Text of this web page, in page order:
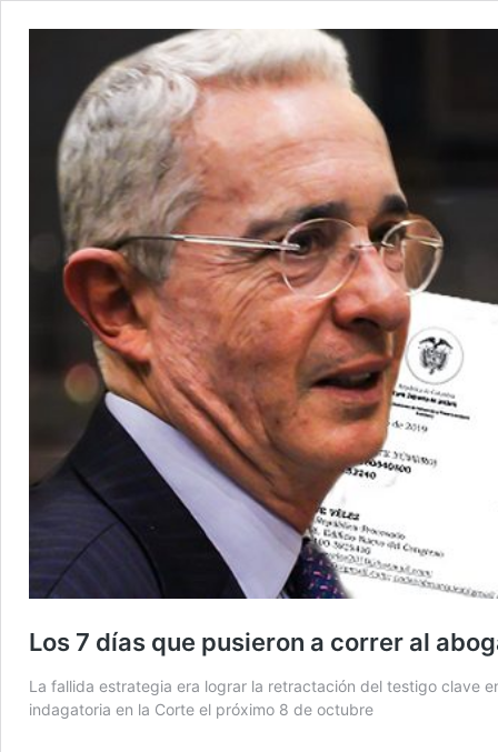
Los 7 días que pusieron a correr al
La fallida estrategia era lograr la retractación del testigo clave
indagatoria en la Corte el próximo 8 de octubre